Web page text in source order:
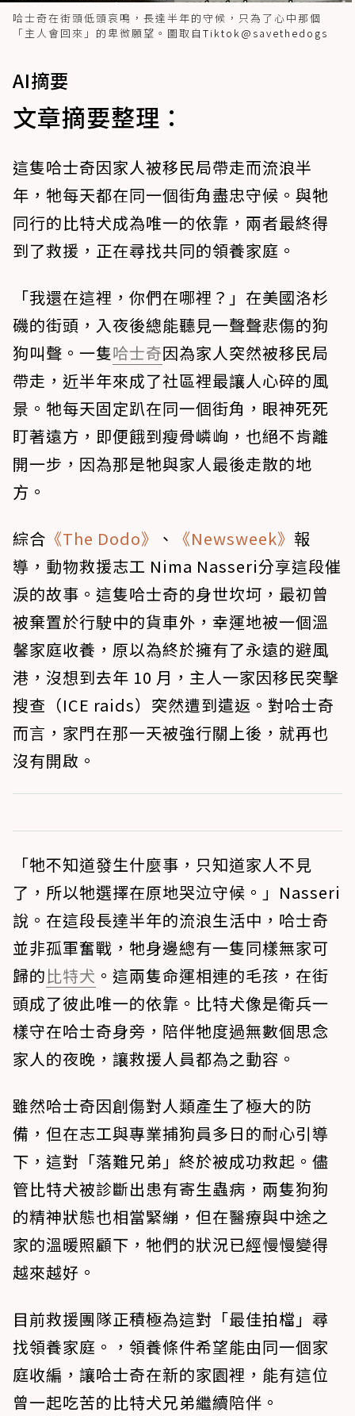
哈士奇在街頭低頭哀鳴，長達半年的守候，只為了心中那個
「主人會回來」的卑微願望。圖取自 Tiktok@savethedogs
AI摘要
文章摘要整理：
這隻哈士奇因家人被移民局帶走而流浪半
年，牠每天都在同一個街角盡忠守候。與牠
同行的比特犬成為唯一的依靠，兩者最終得
到了救援，正在尋找共同的領養家庭。
「我還在這裡，你們在哪裡？」在美國洛杉
磯的街頭，入夜後總能聽見一聲聲悲傷的狗
狗叫聲。一隻哈士奇因為家人突然被移民局
帶走，近半年來成了社區裡最讓人心碎的風
景。牠每天固定趴在同一個街角，眼神死死
盯著遠方，即便餓到瘦骨嶙峋，也絕不肯離
開一步，因為那是牠與家人最後走散的地
方。
綜合 《The Dodo》 、 《Newsweek》 報
導，動物救援志工 Nima Nasseri分享這段催
淚的故事。這隻哈士奇的身世坎坷，最初曾
被棄置於行駛中的貨車外，幸運地被一個溫
馨家庭收養，原以為終於擁有了永遠的避風
港，沒想到去年 10 月，主人一家因移民突擊
搜查（ICE raids）突然遭到遣返。對哈士奇
而言，家門在那一天被強行關上後，就再也
沒有開啟。
「牠不知道發生什麼事，只知道家人不見
了，所以牠選擇在原地哭泣守候。」Nasseri
說。在這段長達半年的流浪生活中，哈士奇
並非孤軍奮戰，牠身邊總有一隻同樣無家可
歸的比特犬 。這兩隻命運相連的毛孩，在街
頭成了彼此唯一的依靠。比特犬像是衛兵一
樣守在哈士奇身旁，陪伴牠度過無數個思念
家人的夜晚，讓救援人員都為之動容。
雖然哈士奇因創傷對人類產生了極大的防
備，但在志工與專業捕狗員多日的耐心引導
下，這對「落難兄弟」終於被成功救起。儘
管比特犬被診斷出患有寄生蟲病，兩隻狗狗
的精神狀態也相當緊繃，但在醫療與中途之
家的溫暖照顧下，牠們的狀況已經慢慢變得
越來越好。
目前救援團隊正積極為這對「最佳拍檔」尋
找領養家庭。，領養條件希望能由同一個家
庭收編，讓哈士奇在新的家園裡，能有這位
曾一起吃苦的比特犬兄弟繼續陪伴。